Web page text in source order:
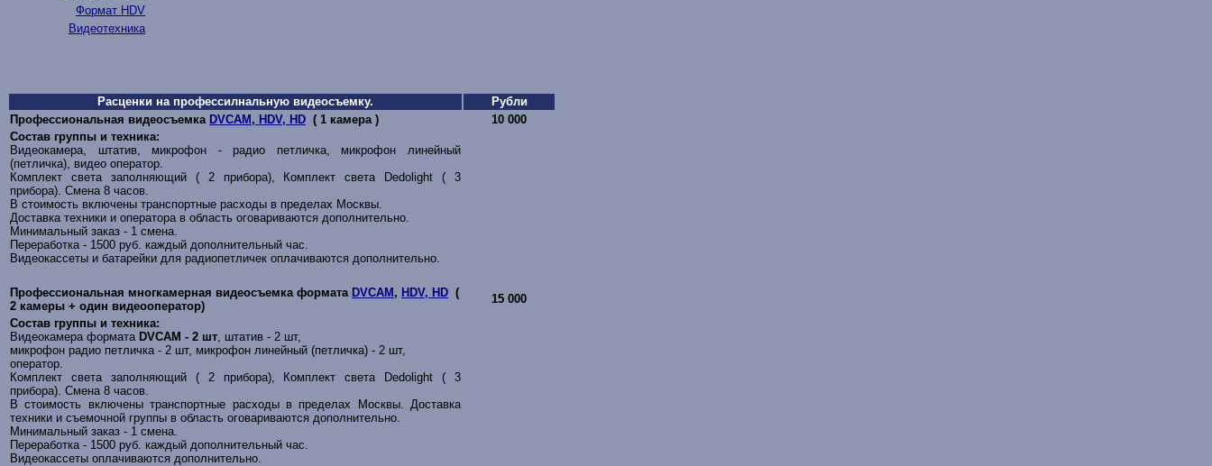
Формат HDV
Видеотехника
Расценки на профессилнальную видеосъемку.
Рубли
Профессиональная видеосъемка DVCAM , HDV, HD ( 1 камера )
10 000
Состав группы и техника:
Видеокамера, штатив, микрофон - радио петличка, микрофон линейный
(петличка), видео оператор.
Комплект света заполняющий( 2 прибора), Комплект света Dedolight ( 3
прибора). Смена 8 часов.
В стоимость включены транспортные расходы в пределах Москвы.
Доставка техники и оператора в область оговариваются дополнительно.
Минимальный заказ - 1 смена.
Переработка - 1500 руб. каждый дополнительный час.
Видеокассеты и батарейки для радиопетличек оплачиваются дополнительно.
Профессиональная многкамерная видеосъемка формата DVCAM , HDV, HD (
2 камеры + один видеооператор)
15 000
Состав группы и техника:
Видеокамера формата DVCAM - 2 шт, штатив - 2 шт,
микрофон радио петличка - 2 шт, микрофон линейный (петличка) - 2 шт,
оператор.
Комплект света заполняющий( 2 прибора), Комплект света Dedolight ( 3
прибора). Смена 8 часов.
В стоимость включены транспортные расходы в пределах Москвы. Доставка
техники и съемочной группы в область оговариваются дополнительно.
Минимальный заказ - 1 смена.
Переработка - 1500 руб. каждый дополнительный час.
Видеокассеты оплачиваются дополнительно.